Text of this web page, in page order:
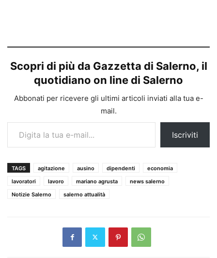
Scopri di più da Gazzetta di Salerno, il
quotidiano on line di Salerno
Abbonati per ricevere gli ultimi articoli inviati alla tua e-
mail.
Digita la tua e-mail...
Iscriviti
TAGS agitazione ausino dipendenti
economia
lavoratori
lavoro mariano agrusta
news salerno
Notizie Salerno
salerno attualità